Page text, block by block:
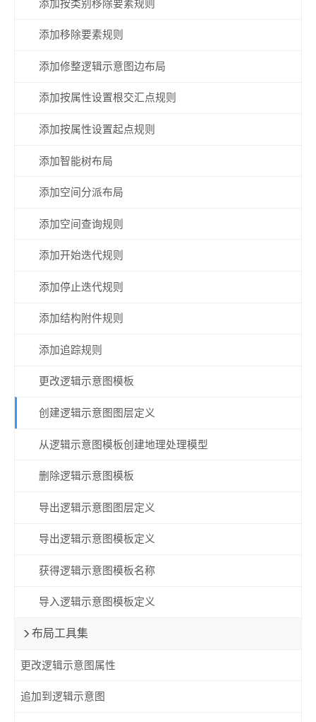
添加按类别移除要素规则
添加移除要素规则
添加修整逻辑示意图边布局
添加按属性设置根交汇点规则
添加按属性设置起点规则
添加智能树布局
添加空间分派布局
添加空间查询规则
添加开始迭代规则
添加停止迭代规则
添加结构附件规则
添加追踪规则
更改逻辑示意图模板
创建逻辑示意图图层定义
从逻辑示意图模板创建地理处理模型
删除逻辑示意图模板
导出逻辑示意图图层定义
导出逻辑示意图模板定义
获得逻辑示意图模板名称
导入逻辑示意图模板定义
布局工具集
更改逻辑示意图属性
追加到逻辑示意图